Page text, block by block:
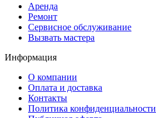
Аренда
Ремонт
Сервисное обслуживание
Вызвать мастера
Информация
О компании
Оплата и доставка
Контакты
Политика конфиденциальности